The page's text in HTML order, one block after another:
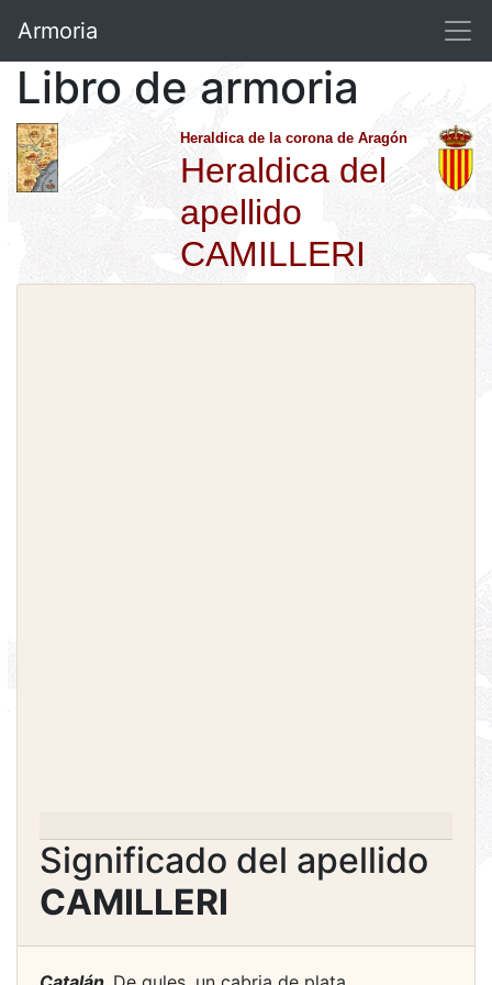
Armoria
Libro de armoria
Heraldica de la corona de Aragón
Heraldica del
apellido
CAMILLERI
Significado del apellido
CAMILLERI